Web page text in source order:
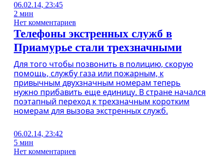
06.02.14, 23:45
2 мин
Нет комментариев
Телефоны экстренных служб в
Приамурье стали трехзначными
Для того чтобы позвонить в полицию, скорую
помощь, службу газа или пожарным, к
привычным двухзначным номерам теперь
нужно прибавить еще единицу. В стране начался
поэтапный переход к трехзначным коротким
номерам для вызова экстренных служб.
06.02.14, 23:42
5 мин
Нет комментариев